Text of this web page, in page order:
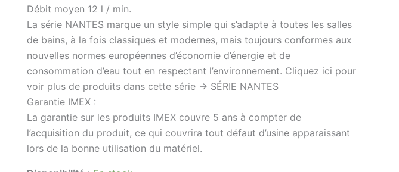
Débit moyen 12 l / min.
La série NANTES marque un style simple qui s’adapte à toutes les salles
de bains, à la fois classiques et modernes, mais toujours conformes aux
nouvelles normes européennes d’économie d’énergie et de
consommation d’eau tout en respectant l’environnement. Cliquez ici pour
voir plus de produits dans cette série -> SÉRIE NANTES
Garantie IMEX :
La garantie sur les produits IMEX couvre 5 ans à compter de
l’acquisition du produit, ce qui couvrira tout défaut d’usine apparaissant
lors de la bonne utilisation du matériel.